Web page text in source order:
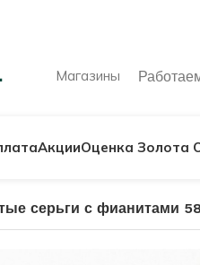
Магазины
МУЖСКИЕ
АкцииОценка Золота
серьги с фианитами